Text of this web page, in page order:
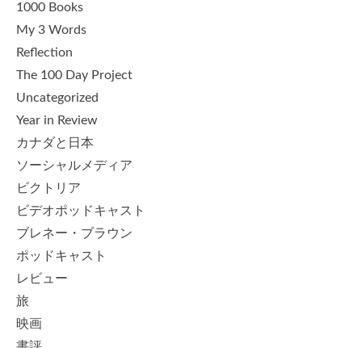
1000 Books
My 3 Words
Reflection
The 100 Day Project
Uncategorized
Year in Review
カナダと日本
ソーシャルメディア
ビクトリア
ビデオポッドキャスト
ブレネー・ブラウン
ポッドキャスト
レビュー
旅
映画